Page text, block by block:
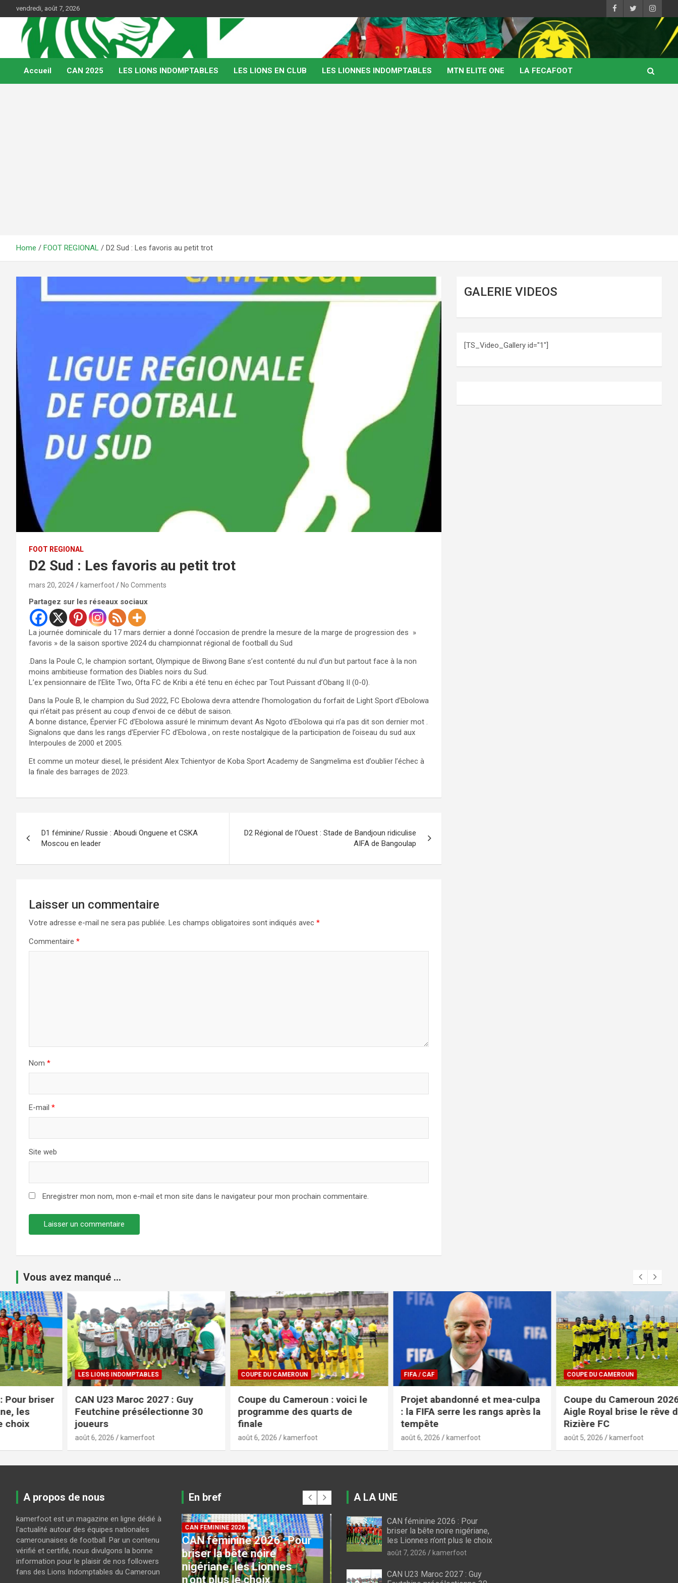
to
content
vendredi, août 7, 2026
Kamerfoot
Web Magazine du football camerounais
Accueil CAN 2025 LES LIONS INDOMPTABLES LES LIONS EN CLUB LES LIONNES INDOMPTABLES MTN ELITE ONE LA FECAFOOT
Home FOOT REGIONAL D2 Sud : Les favoris au petit trot
FOOT REGIONAL
D2 Sud : Les favoris au petit trot
mars 20, 2024 kamerfoot No Comments
Partagez sur les réseaux sociaux
La journée dominicale du 17 mars dernier a donné l’occasion de prendre la mesure de la marge de progression des »
favoris » de la saison sportive 2024 du championnat régional de football du Sud
.Dans la Poule C, le champion sortant, Olympique de Biwong Bane s’est contenté du nul d’un but partout face à la non
moins ambitieuse formation des Diables noirs du Sud.
L’ex pensionnaire de l’Elite Two, Ofta FC de Kribi a été tenu en échec par Tout Puissant d’Obang II (0-0).
Dans la Poule B, le champion du Sud 2022, FC Ebolowa devra attendre l’homologation du forfait de Light Sport d’Ebolowa
qui n’était pas présent au coup d’envoi de ce début de saison.
A bonne distance, Épervier FC d’Ebolowa assuré le minimum devant As Ngoto d’Ebolowa qui n’a pas dit son dernier mot .
Signalons que dans les rangs d’Epervier FC d’Ebolowa , on reste nostalgique de la participation de l’oiseau du sud aux
Interpoules de 2000 et 2005.
Et comme un moteur diesel, le président Alex Tchientyor de Koba Sport Academy de Sangmelima est d’oublier l’échec à
la finale des barrages de 2023.
de
l’article
D1 féminine/ Russie : Aboudi Onguene et CSKA
Moscou en leader
D2 Régional de l’Ouest : Stade de Bandjoun ridiculise
AIFA de Bangoulap
Laisser un commentaire
Votre adresse e-mail ne sera pas publiée. Les champs obligatoires sont indiqués avec *
Commentaire *
Nom *
E-mail *
Site web
Enregistrer mon nom, mon e-mail et mon site dans le navigateur pour mon prochain commentaire.
GALERIE VIDEOS
[TS_Video_Gallery id="1"]
Vous avez manqué ...
LES LIONS INDOMPTABLES
CAN U23 Maroc 2027 : Guy
Feutchine présélectionne 30
joueurs
kamerfoot
COUPE DU CAMEROUN
Coupe du Cameroun : voici le
programme des quarts de
kamerfoot
FIFA / CAF
Projet abandonné et mea-culpa
: la FIFA serre les rangs après la
kamerfoot
COUPE DU CAMEROUN
Coupe du Cameroun 2026 :
Aigle Royal brise le rêve de
kamerfoot
A propos de nous
kamerfoot est un magazine en ligne dédié à
l'actualité autour des équipes nationales
camerounaises de football. Par un contenu
vérifié et certifié, nous divulgons la bonne
information pour le plaisir de nos followers
fans des Lions Indomptables du Cameroun
En bref
CAN FEMININE 2026
CAN féminine 2026 : Pour
briser la bête noire
nigériane, les Lionnes
n’ont plus le choix
LES LIONS INDOMPTABLES
CAN U23 Maroc 2027 :
Guy Feutchine
présélectionne 30
joueurs
COUPE DU CAMEROUN
Coupe du Cameroun : voici
le programme des quarts
de finale
A LA UNE
CAN féminine 2026 : Pour
briser la bête noire nigériane,
les Lionnes n’ont plus le choix
août 7, 2026 kamerfoot
CAN U23 Maroc 2027 : Guy